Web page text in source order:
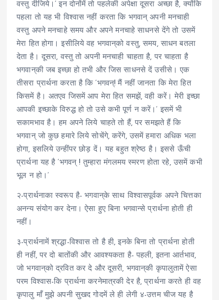
वस्तु दीजिये।’ इन दोनोंमें तो पहलेकी अपेक्षा दूसरा अच्छा है, क्योंकि
पहला तो यह भी विश्वास नहीं करता कि भगवान् अपनी मनचाही
वस्तु अपने मनचाहे समय और अपने मनचाहे साधनसे देंगे तो उसमें
मेरा हित होगा। इसीलिये वह भगवान्‌को वस्तु, समय, साधन बतला
देता है। दूसरा, वस्तु तो अपनी मनचाही चाहता है, पर चाहता है
भगवान्‌की जब इच्छा हो तभी और जिस साधनसे दें उसीसे। एक
तीसरा प्रार्थना करता है कि ‘भगवन्! मैं नहीं जानता कि मेरा हित
किसमें है। अतएव जिसमें आप मेरा हित समझें, वही करें। मेरी इच्छा
आपकी इच्छाके विरुद्ध हो तो उसे कभी पूर्ण न करें।’ इसमें भी
सकामभाव है। हम अपने लिये चाहते तो हैं, पर समझते हैं कि
भगवान् जो कुछ हमारे लिये सोचेंगे, करेंगे, उसमें हमारा अधिक भला
होगा, इसलिये उन्हींपर छोड़ दें। यह बहुत श्रेष्ठ है। इससे ऊँची
प्रार्थना यह है ‘भगवन् ! तुम्हारा मंगलमय स्मरण होता रहे, उसमें कभी
भूल न हो।’
२-प्रार्थनाका स्वरूप है- भगवान्‌के साथ विश्वासपूर्वक अपने चित्तका
अनन्य संयोग कर देना। ऐसा हुए बिना भगवान्से प्रार्थना होती ही
नहीं।
३-प्रार्थनामें श्रद्धा-विश्वास तो है ही, इनके बिना तो प्रार्थना होती
ही नहीं, पर दो बातोंकी और आवश्यकता है- पहली, इतना आर्तभाव,
जो भगवान्‌को द्रवित कर दे और दूसरी, भगवान्‌की कृपालुतामें ऐसा
परम विश्वास-कि प्रार्थना करनेमात्रकी देर है, प्रार्थना करते ही वह
कृपालु माँ मुझे अपनी सुखद गोदमें ले ही लेगी ४-उत्तम चीज यह है